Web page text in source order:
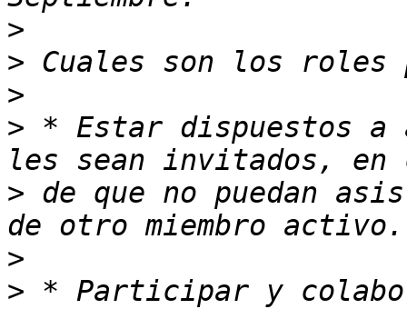
>
>
>
> * Estar dispuestos
> de que no puedan
>
> * Participar y